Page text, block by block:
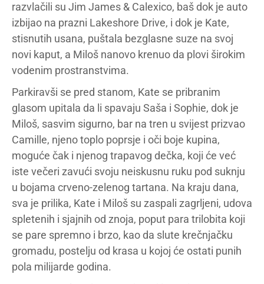
razvlačili su Jim James & Calexico, baš dok je auto
izbijao na prazni Lakeshore Drive, i dok je Kate,
stisnutih usana, puštala bezglasne suze na svoj
novi kaput, a Miloš nanovo krenuo da plovi širokim
vodenim prostranstvima.
Parkiravši se pred stanom, Kate se pribranim
glasom upitala da li spavaju Saša i Sophie, dok je
Miloš, sasvim sigurno, bar na tren u svijest prizvao
Camille, njeno toplo poprsje i oči boje kupina,
moguće čak i njenog trapavog dečka, koji će već
iste večeri zavući svoju neiskusnu ruku pod suknju
u bojama crveno-zelenog tartana. Na kraju dana,
sva je prilika, Kate i Miloš su zaspali zagrljeni, udova
spletenih i sjajnih od znoja, poput para trilobita koji
se pare spremno i brzo, kao da slute krečnjačku
gromadu, postelju od krasa u kojoj će ostati punih
pola milijarde godina.